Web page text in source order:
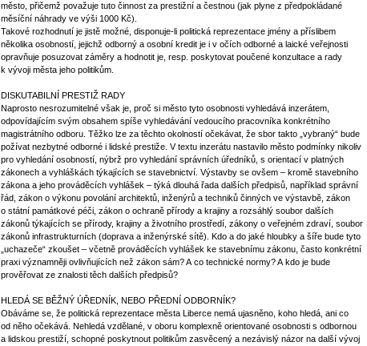
město, přičemž považuje tuto činnost za prestižní a čestnou (jak plyne z předpokládané
měsíční náhrady ve výši 1000 Kč).
Takové rozhodnutí je jistě možné, disponuje-li politická reprezentace jmény a příslibem
několika osobností, jejichž odborný a osobní kredit je i v očích odborné a laické veřejnosti
opravňuje posuzovat záměry a hodnotit je, resp. poskytovat poučené konzultace a rady
k vývoji města jeho politikům.
DISKUTABILNÍ PRESTIŽ RADY
Naprosto nesrozumitelné však je, proč si město tyto osobnosti vyhledává inzerátem,
odpovídajícím svým obsahem spíše vyhledávání vedoucího pracovníka konkrétního
magistrátního odboru. Těžko lze za těchto okolností očekávat, že sbor takto „vybraný“ bude
požívat nezbytné odborné i lidské prestiže. V textu inzerátu nastavilo město podmínky nikoliv
pro vyhledání osobností, nýbrž pro vyhledání správních úředníků, s orientací v platných
zákonech a vyhláškách týkajících se stavebnictví. Výstavby se ovšem – kromě stavebního
zákona a jeho prováděcích vyhlášek – týká dlouhá řada dalších předpisů, například správní
řád, zákon o výkonu povolání architektů, inženýrů a techniků činných ve výstavbě, zákon
o státní památkové péči, zákon o ochraně přírody a krajiny a rozsáhlý soubor dalších
zákonů týkajících se přírody, krajiny a životního prostředí, zákony o veřejném zdraví, soubor
zákonů infrastrukturních (doprava a inženýrské sítě). Kdo a do jaké hloubky a šíře bude tyto
„uchazeče“ zkoušet – včetně prováděcích vyhlášek ke stavebnímu zákonu, často konkrétní
praxi významněji ovlivňujících než zákon sám? A co technické normy? A kdo je bude
prověřovat ze znalosti těch dalších předpisů?
HLEDÁ SE BĚŽNÝ ÚŘEDNÍK, NEBO PŘEDNÍ ODBORNÍK?
Obáváme se, že politická reprezentace města Liberce nemá ujasněno, koho hledá, ani co
od něho očekává. Nehledá vzdělané, v oboru komplexně orientované osobnosti s odbornou
a lidskou prestiží, schopné poskytnout politikům zasvěcený a nezávislý názor na další vývoj